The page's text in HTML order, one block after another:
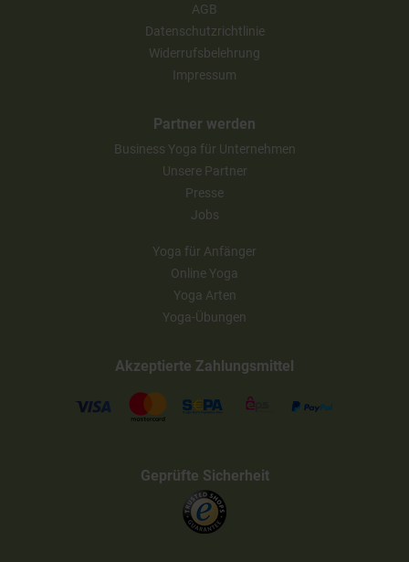
AGB
Datenschutzrichtlinie
Widerrufsbelehrung
Impressum
Partner werden
Business Yoga für Unternehmen
Unsere Partner
Presse
Jobs
Yoga für Anfänger
Online Yoga
Yoga Arten
Yoga-Übungen
Akzeptierte Zahlungsmittel
Geprüfte Sicherheit